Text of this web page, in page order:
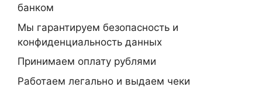
банком
Мы гарантируем безопасность и
конфиденциальность данных
Принимаем оплату рублями
Работаем легально и выдаем чеки